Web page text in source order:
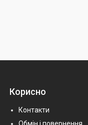
Корисно
Контакти